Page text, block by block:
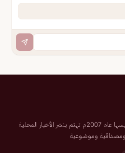
صحيفة إلكترونية سعودية تم تأسيسها عام 2007م تهتم بنشر الأخبار المحلية
ومصداقية وموضوعية